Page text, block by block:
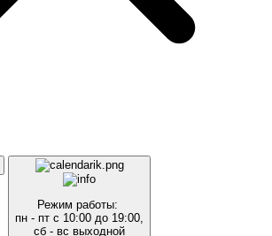
Режим работы:
пн - пт с 10:00 до 19:00,
сб - вс выходной